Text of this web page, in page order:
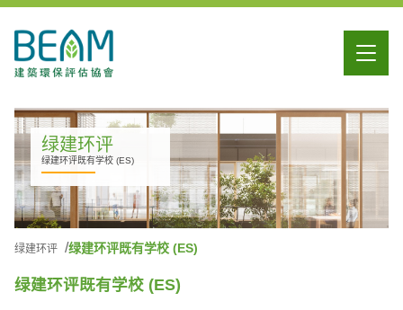
绿建环评
绿建环评既有学校 (ES)
绿建环评 绿建环评既有学校 (ES)
绿建环评既有学校 (ES)